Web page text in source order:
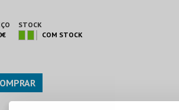
STOCK
COM STOCK